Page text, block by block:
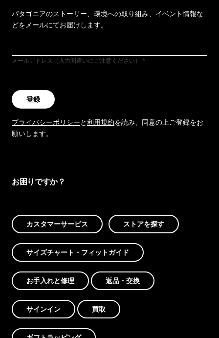
パタゴニアのストーリー、環境への取り組み、イベント情報な
どをメールにてお届けします。
メールアドレス（入力間違いにご注意ください）
登録
プライバシーポリシーと利用規約を読み、同意の上ご登録をお
願いします。
お困りですか？
カスタマーサービス ストアを探す
サイズチャート・フィットガイド
お手入れと修理 返品・交換
サインイン 買取